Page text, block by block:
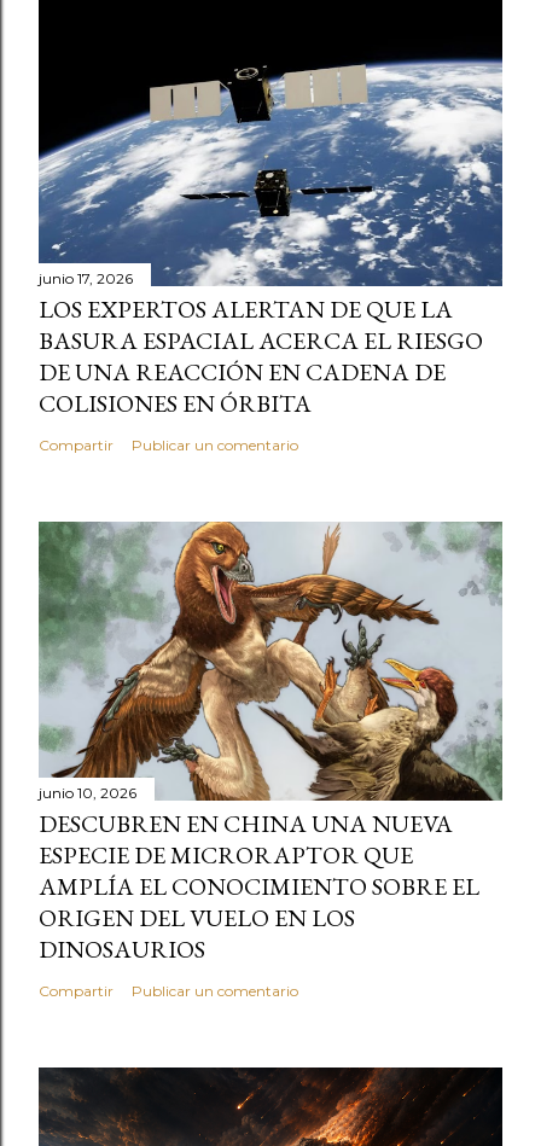
junio 17, 2026
LOS EXPERTOS ALERTAN DE QUE LA
BASURA ESPACIAL ACERCA EL RIESGO
DE UNA REACCIÓN EN CADENA DE
COLISIONES EN ÓRBITA
Compartir Publicar un comentario
junio 10, 2026
DESCUBREN EN CHINA UNA NUEVA
ESPECIE DE MICRORAPTOR QUE
AMPLÍA EL CONOCIMIENTO SOBRE EL
ORIGEN DEL VUELO EN LOS
DINOSAURIOS
Compartir Publicar un comentario